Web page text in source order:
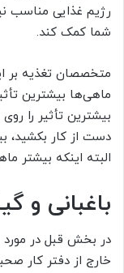
رژیم غذایی مناسب
شما کمک کند.
متخصصان تغذیه بر
ماهی‌ها بیشترین
بیشترین تأثیر را
دست از کار بکشید،
البته اینکه بیشتر
باغبانی و
در بخش قبل در مورد
خارج از دفتر کار